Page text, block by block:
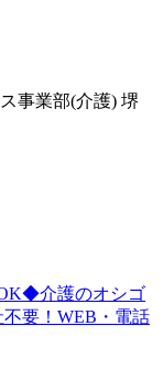
事業部(介護) 堺
介護のオシゴ
不要！WEB・電話